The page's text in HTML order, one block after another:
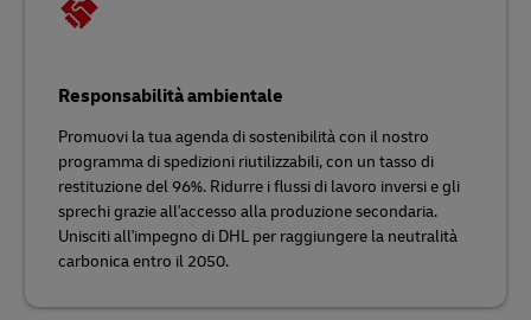
Responsabilità ambientale
Promuovi la tua agenda di sostenibilità con il nostro
programma di spedizioni riutilizzabili, con un tasso di
restituzione del 96%. Ridurre i flussi di lavoro inversi e gli
sprechi grazie all'accesso alla produzione secondaria.
Unisciti all'impegno di DHL per raggiungere la neutralità
carbonica entro il 2050.